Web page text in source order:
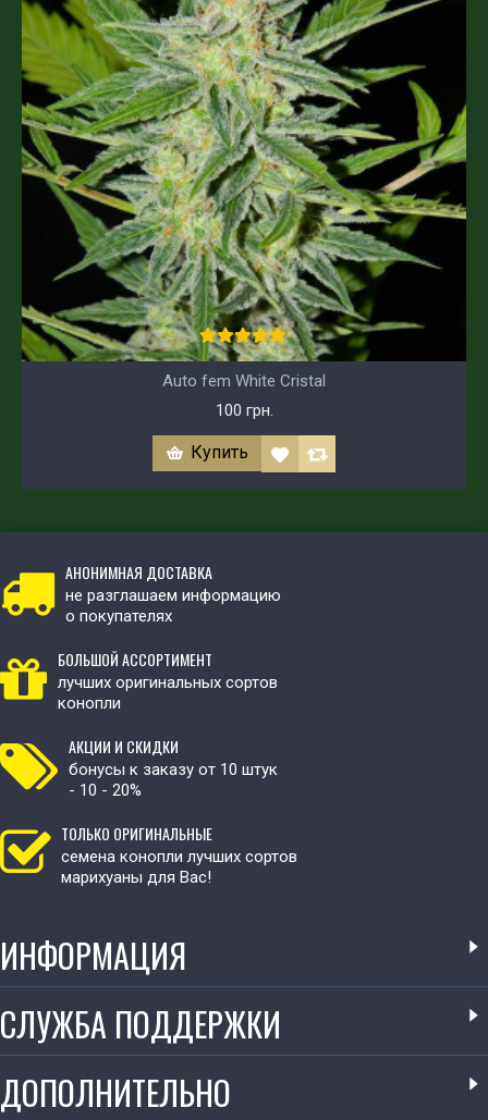
Auto fem White Cristal
100 грн.
Купить
АНОНИМНАЯ ДОСТАВКА
не разглашаем информацию
о покупателях
БОЛЬШОЙ АССОРТИМЕНТ
лучших оригинальных сортов
конопли
АКЦИИ И СКИДКИ
бонусы к заказу от 10 штук
- 10 - 20%
ТОЛЬКО ОРИГИНАЛЬНЫЕ
семена конопли лучших сортов
марихуаны для Вас!
ИНФОРМАЦИЯ
СЛУЖБА ПОДДЕРЖКИ
ДОПОЛНИТЕЛЬНО